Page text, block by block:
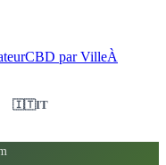
CBD par VilleÀ
🇮🇹IT